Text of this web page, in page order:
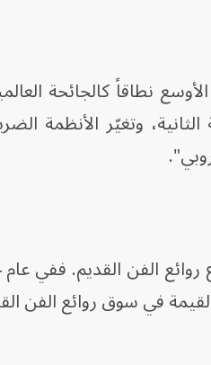
نطاقاً كالجائحة
الثانية، وتغيّر الأنظمة
في سوق روائع الفن